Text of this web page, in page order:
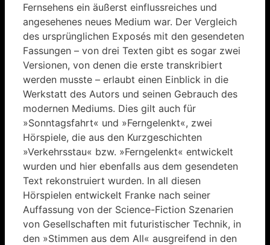
Fernsehens ein äußerst einflussreiches und
angesehenes neues Medium war. Der Vergleich
des ursprünglichen Exposés mit den gesendeten
Fassungen – von drei Texten gibt es sogar zwei
Versionen, von denen die erste transkribiert
werden musste – erlaubt einen Einblick in die
Werkstatt des Autors und seinen Gebrauch des
modernen Mediums. Dies gilt auch für
»Sonntagsfahrt« und »Ferngelenkt«, zwei
Hörspiele, die aus den Kurzgeschichten
»Verkehrsstau« bzw. »Ferngelenkt« entwickelt
wurden und hier ebenfalls aus dem gesendeten
Text rekonstruiert wurden. In all diesen
Hörspielen entwickelt Franke nach seiner
Auffassung von der Science-Fiction Szenarien
von Gesellschaften mit futuristischer Technik, in
den »Stimmen aus dem All« ausgreifend in den